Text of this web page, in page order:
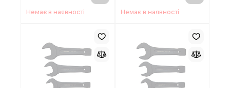
Немає в наявності Немає в наявності